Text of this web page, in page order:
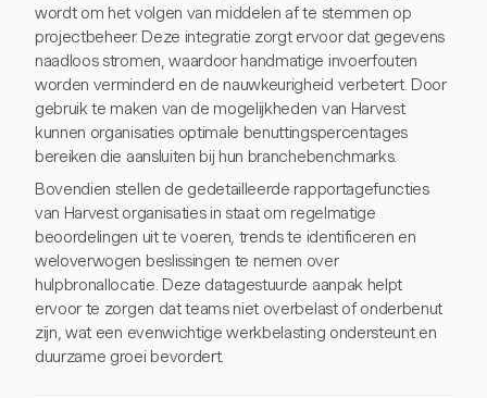
wordt om het volgen van middelen af te stemmen op
projectbeheer. Deze integratie zorgt ervoor dat gegevens
naadloos stromen, waardoor handmatige invoerfouten
worden verminderd en de nauwkeurigheid verbetert. Door
gebruik te maken van de mogelijkheden van Harvest
kunnen organisaties optimale benuttingspercentages
bereiken die aansluiten bij hun branchebenchmarks.
Bovendien stellen de gedetailleerde rapportagefuncties
van Harvest organisaties in staat om regelmatige
beoordelingen uit te voeren, trends te identificeren en
weloverwogen beslissingen te nemen over
hulpbronallocatie. Deze datagestuurde aanpak helpt
ervoor te zorgen dat teams niet overbelast of onderbenut
zijn, wat een evenwichtige werkbelasting ondersteunt en
duurzame groei bevordert.